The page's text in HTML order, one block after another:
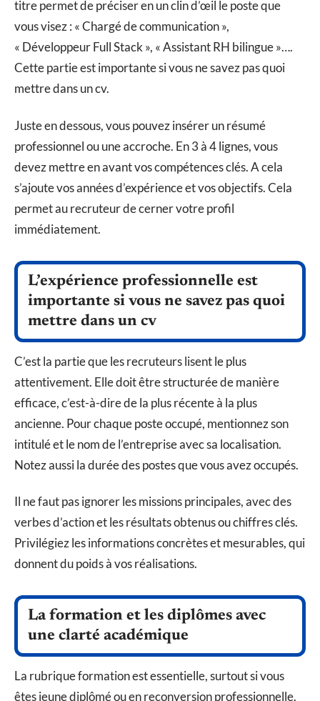
titre permet de préciser en un clin d’œil le poste que
vous visez : « Chargé de communication »,
« Développeur Full Stack », « Assistant RH bilingue »….
Cette partie est importante si vous ne savez pas quoi
mettre dans un cv.
Juste en dessous, vous pouvez insérer un résumé
professionnel ou une accroche. En 3 à 4 lignes, vous
devez mettre en avant vos compétences clés. A cela
s’ajoute vos années d’expérience et vos objectifs. Cela
permet au recruteur de cerner votre profil
immédiatement.
L’expérience professionnelle est
importante si vous ne savez pas quoi
mettre dans un cv
C’est la partie que les recruteurs lisent le plus
attentivement. Elle doit être structurée de manière
efficace, c’est-à-dire de la plus récente à la plus
ancienne. Pour chaque poste occupé, mentionnez son
intitulé et le nom de l’entreprise avec sa localisation.
Notez aussi la durée des postes que vous avez occupés.
Il ne faut pas ignorer les missions principales, avec des
verbes d’action et les résultats obtenus ou chiffres clés.
Privilégiez les informations concrètes et mesurables, qui
donnent du poids à vos réalisations.
La formation et les diplômes avec
une clarté académique
La rubrique formation est essentielle, surtout si vous
êtes jeune diplômé ou en reconversion professionnelle.